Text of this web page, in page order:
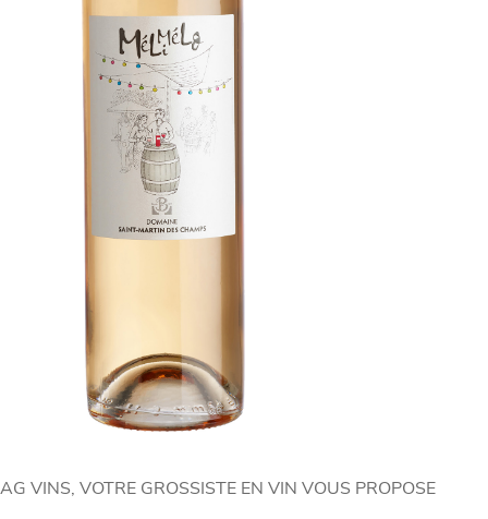
AG VINS, VOTRE GROSSISTE EN VIN VOUS PROPOSE